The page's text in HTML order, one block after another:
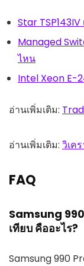
Star
Managed
ไหน
Intel Xeon E-
อ่านเพิ่มเติม:
อ่านเพิ่มเติม: วิเค
FAQ
Samsung
เทียบ คืออะไร?
Samsung 990